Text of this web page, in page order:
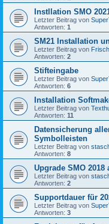
Instllation SMO
Letzter Beitrag von
Antworten: 1
SM21 Installation
Letzter Beitrag von
Antworten: 2
Stifteingabe
Letzter Beitrag von
Antworten: 6
Installation
Letzter Beitrag von
Antworten: 11
Datensicherung
Symbolleisten
Letzter Beitrag von
Antworten: 8
Upgrade SMO
Letzter Beitrag von
Antworten: 2
Supportdauer für
Letzter Beitrag von
Antworten: 3